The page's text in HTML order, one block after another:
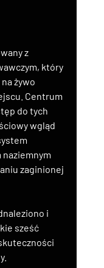
z
który
żywo
Centrum
do tych
wgląd
naziemnym
zaginionej
i
sześć